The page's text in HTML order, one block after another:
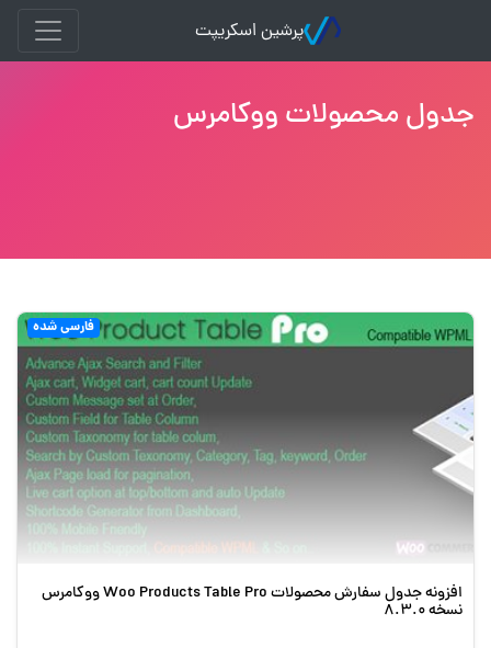
پرشین اسکریپت
جدول محصولات ووکامرس
فارسی شده
افزونه جدول سفارش محصولات Woo Products Table Pro ووکامرس
نسخه 8.3.0